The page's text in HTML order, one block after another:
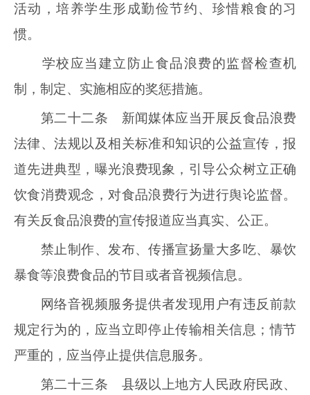
活动，培养学生形成勤俭节约、珍惜粮食的习
惯。
学校应当建立防止食品浪费的监督检查机
制，制定、实施相应的奖惩措施。
第二十二条 新闻媒体应当开展反食品浪费
法律、法规以及相关标准和知识的公益宣传，报
道先进典型，曝光浪费现象，引导公众树立正确
饮食消费观念，对食品浪费行为进行舆论监督。
有关反食品浪费的宣传报道应当真实、公正。
禁止制作、发布、传播宣扬量大多吃、暴饮
暴食等浪费食品的节目或者音视频信息。
网络音视频服务提供者发现用户有违反前款
规定行为的，应当立即停止传输相关信息；情节
严重的，应当停止提供信息服务。
第二十三条 县级以上地方人民政府民政、